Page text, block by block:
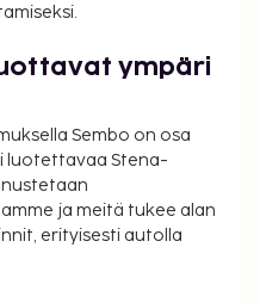
ympäri
Sembo on osa
luotettavaa Stena-
ja meitä tukee alan
erityisesti autolla